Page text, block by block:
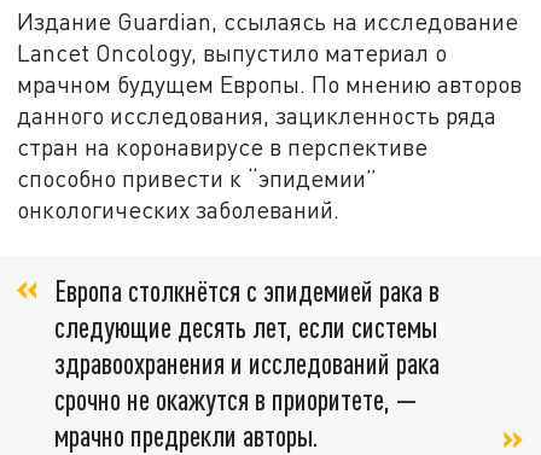
Издание Guardian, ссылаясь на исследование
Lancet Oncology, выпустило материал о
мрачном будущем Европы. По мнению авторов
данного исследования, зацикленность ряда
стран на коронавирусе в перспективе
способно привести к “эпидемии”
онкологических заболеваний.
Европа столкнётся с эпидемией рака в
следующие десять лет, если системы
здравоохранения и исследований рака
срочно не окажутся в приоритете, —
мрачно предрекли авторы.